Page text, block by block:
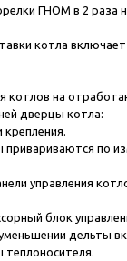
ГНОМ в 2 раза
котла
котлов на
дверцы котла:
по
управления
блок
дельты